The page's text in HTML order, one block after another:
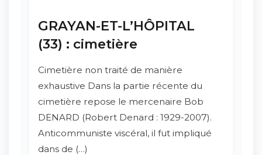
GRAYAN-ET-L’HÔPITAL
(33) : cimetière
Cimetière non traité de manière
exhaustive Dans la partie récente du
cimetière repose le mercenaire Bob
DENARD (Robert Denard : 1929-2007).
Anticommuniste viscéral, il fut impliqué
dans de (…)